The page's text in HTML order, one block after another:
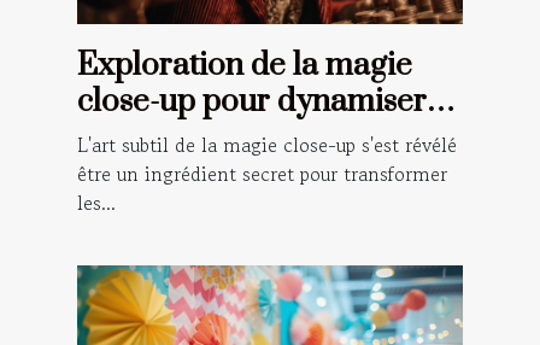
Exploration de la magie
close-up pour dynamiser
vos événements spéciaux
L'art subtil de la magie close-up s'est révélé
être un ingrédient secret pour transformer
les...